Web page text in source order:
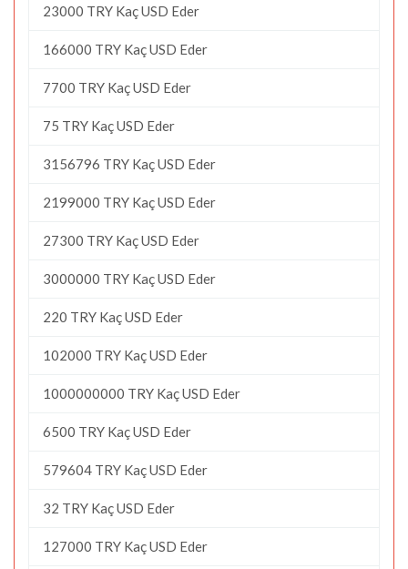
23000 TRY Kaç USD Eder
166000 TRY Kaç USD Eder
7700 TRY Kaç USD Eder
75 TRY Kaç USD Eder
3156796 TRY Kaç USD Eder
2199000 TRY Kaç USD Eder
27300 TRY Kaç USD Eder
3000000 TRY Kaç USD Eder
220 TRY Kaç USD Eder
102000 TRY Kaç USD Eder
1000000000 TRY Kaç USD Eder
6500 TRY Kaç USD Eder
579604 TRY Kaç USD Eder
32 TRY Kaç USD Eder
127000 TRY Kaç USD Eder